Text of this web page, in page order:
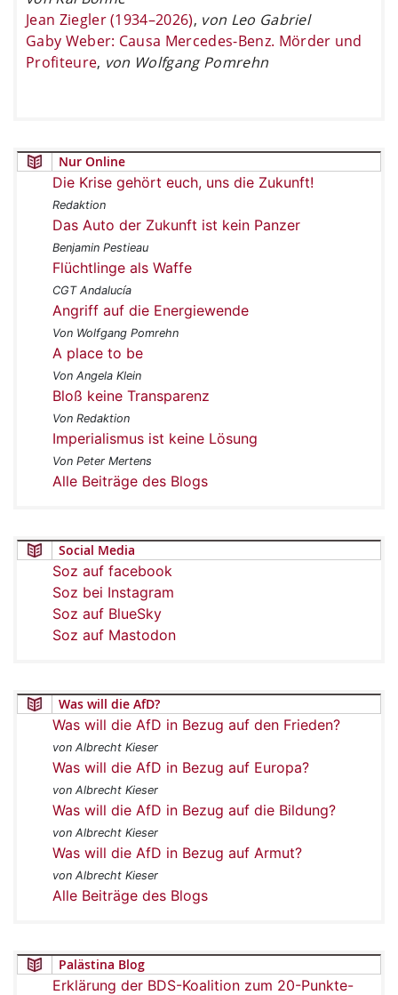
Jean Ziegler (1934–2026), von Leo Gabriel
Gaby Weber: Causa Mercedes-Benz. Mörder und
Profiteure, von Wolfgang Pomrehn
Nur Online
Die Krise gehört euch, uns die Zukunft!
Redaktion
Das Auto der Zukunft ist kein Panzer
Benjamin Pestieau
Flüchtlinge als Waffe
CGT Andalucía
Angriff auf die Energiewende
Von Wolfgang Pomrehn
A place to be
Von Angela Klein
Bloß keine Transparenz
Von Redaktion
Imperialismus ist keine Lösung
Von Peter Mertens
Alle Beiträge des Blogs
Social Media
Soz auf facebook
Soz bei Instagram
Soz auf BlueSky
Soz auf Mastodon
Was will die AfD?
Was will die AfD in Bezug auf den Frieden?
von Albrecht Kieser
Was will die AfD in Bezug auf Europa?
von Albrecht Kieser
Was will die AfD in Bezug auf die Bildung?
von Albrecht Kieser
Was will die AfD in Bezug auf Armut?
von Albrecht Kieser
Alle Beiträge des Blogs
Palästina Blog
Erklärung der BDS-Koalition zum 20-Punkte-